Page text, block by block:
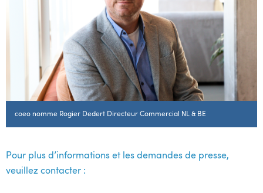
coeo nomme Rogier Dedert Directeur Commercial NL & BE
Pour plus d’informations et les demandes de presse,
veuillez contacter :